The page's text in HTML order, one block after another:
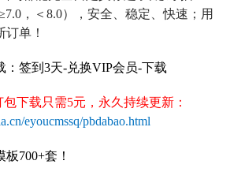
，＜8.0），安全、稳定、快速；用
单！
：签到3天-兑换VIP会员-下载
包下载只需5元，永久持续更新：
eyoucmssq/pbdabao.html
700+套！